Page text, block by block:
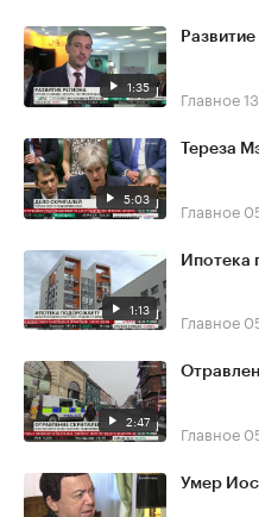
1:35 Главное
5:03
Тереза
Главное
1:13
Ипотека
Главное
2:47 Главное
Умер